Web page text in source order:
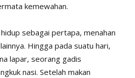
kemewahan.
sebagai pertapa, menahan
Hingga pada suatu hari,
lapar, seorang gadis
nasi. Setelah makan